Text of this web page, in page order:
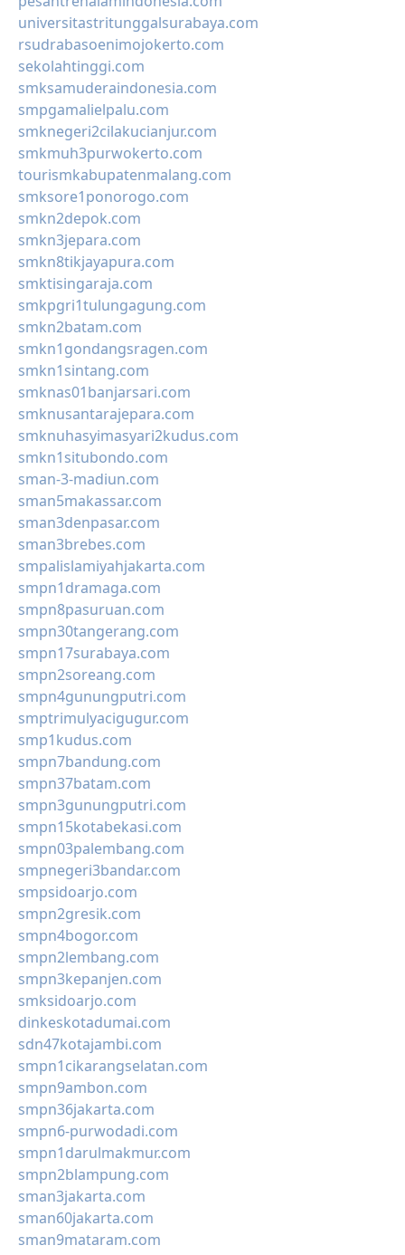
universitastritunggalsurabaya.com
rsudrabasoenimojokerto.com
sekolahtinggi.com
smksamuderaindonesia.com
smpgamalielpalu.com
smknegeri2cilakucianjur.com
smkmuh3purwokerto.com
tourismkabupatenmalang.com
smksore1ponorogo.com
smkn2depok.com
smkn3jepara.com
smkn8tikjayapura.com
smktisingaraja.com
smkpgri1tulungagung.com
smkn2batam.com
smkn1gondangsragen.com
smkn1sintang.com
smknas01banjarsari.com
smknusantarajepara.com
smknuhasyimasyari2kudus.com
smkn1situbondo.com
sman-3-madiun.com
sman5makassar.com
sman3denpasar.com
sman3brebes.com
smpalislamiyahjakarta.com
smpn1dramaga.com
smpn8pasuruan.com
smpn30tangerang.com
smpn17surabaya.com
smpn2soreang.com
smpn4gunungputri.com
smptrimulyacigugur.com
smp1kudus.com
smpn7bandung.com
smpn37batam.com
smpn3gunungputri.com
smpn15kotabekasi.com
smpn03palembang.com
smpnegeri3bandar.com
smpsidoarjo.com
smpn2gresik.com
smpn4bogor.com
smpn2lembang.com
smpn3kepanjen.com
smksidoarjo.com
dinkeskotadumai.com
sdn47kotajambi.com
smpn1cikarangselatan.com
smpn9ambon.com
smpn36jakarta.com
smpn6-purwodadi.com
smpn1darulmakmur.com
smpn2blampung.com
sman3jakarta.com
sman60jakarta.com
sman9mataram.com